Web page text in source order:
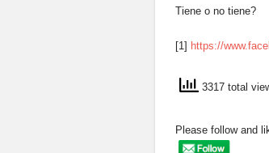
Tiene o no tiene?
[1] https://
3317 total
Please follow and